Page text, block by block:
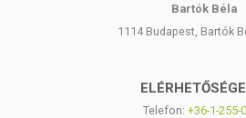
Bartók Béla
1114 Budapest, Bartók
Telefon: +36-1-255-